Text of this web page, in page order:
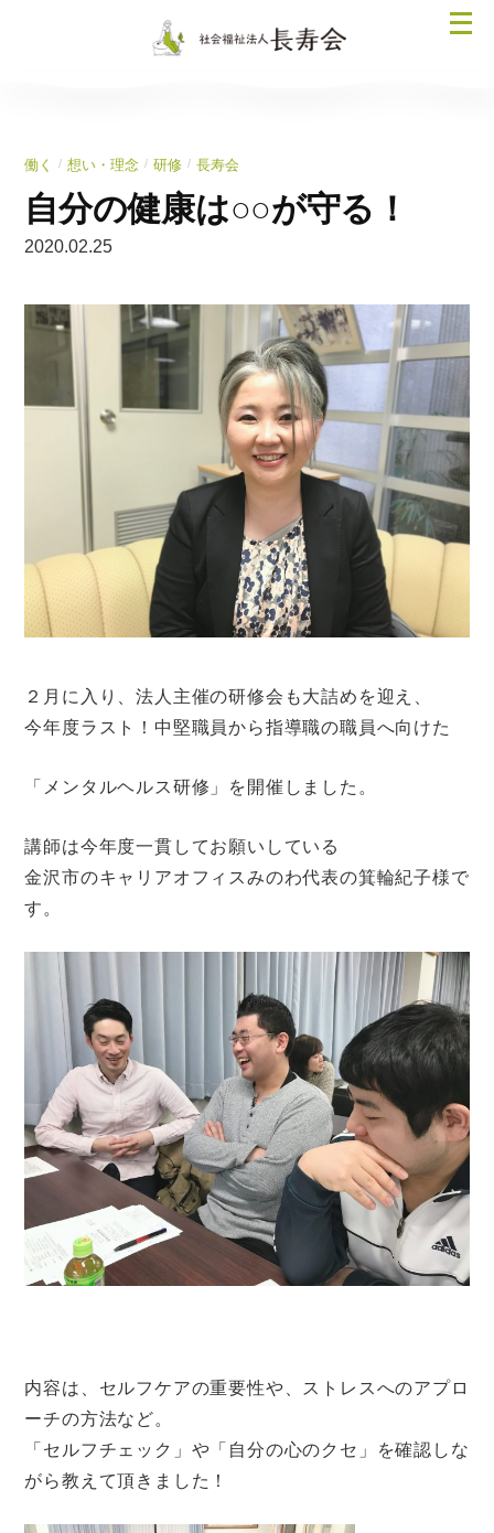
メ
働く / 想い・理念 / 研修 / 長寿会
自分の健康は○○が守る！
2020.02.25
２月に入り、法人主催の研修会も大詰めを迎え、
今年度ラスト！中堅職員から指導職の職員へ向けた
「メンタルヘルス研修」を開催しました。
講師は今年度一貫してお願いしている
金沢市のキャリアオフィスみのわ代表の箕輪紀子様で
す。
内容は、セルフケアの重要性や、ストレスへのアプロ
ーチの方法など。
「セルフチェック」や「自分の心のクセ」を確認しな
がら教えて頂きました！